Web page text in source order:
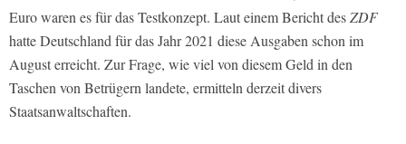
Euro waren es für das Testkonzept. Laut einem Bericht desZDF
hatte Deutschland für das Jahr 2021 diese Ausgaben schon im
August erreicht. Zur Frage, wie viel von diesem Geld in den
Taschen von Betrügern landete, ermitteln derzeit divers
Staatsanwaltschaften.